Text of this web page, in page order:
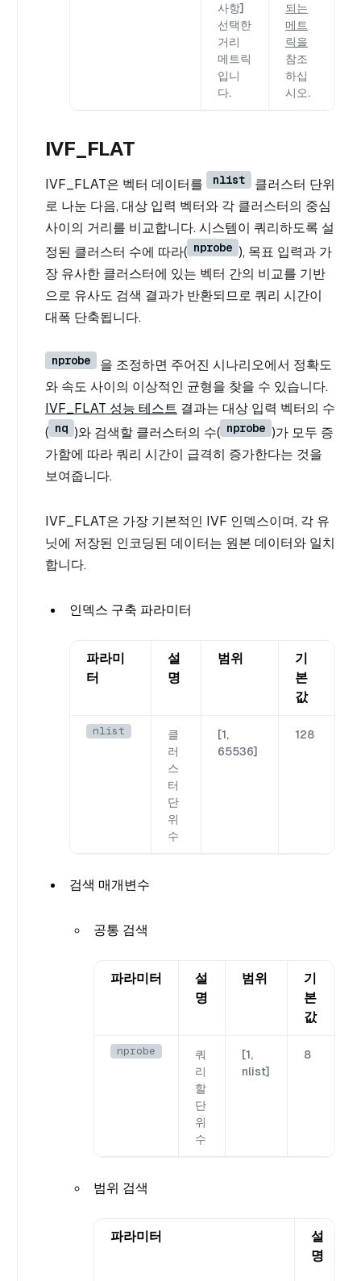
사항]
선택한
거리
메트릭
입니
다.
되는
메트
릭을
참조
하십
시오.
IVF_FLAT
IVF_FLAT은 벡터 데이터를 nlist
클러스터 단위
로 나눈 다음, 대상 입력 벡터와 각 클러스터의 중심
사이의 거리를 비교합니다. 시스템이 쿼리하도록 설
정된 클러스터 수에 따라( nprobe ), 목표 입력과 가
장 유사한 클러스터에 있는 벡터 간의 비교를 기반
으로 유사도 검색 결과가 반환되므로 쿼리 시간이
대폭 단축됩니다.
nprobe
을 조정하면 주어진 시나리오에서 정확도
와 속도 사이의 이상적인 균형을 찾을 수 있습니다.
IVF_FLAT 성능 테스트 결과는 대상 입력 벡터의 수
( nq )와 검색할 클러스터의 수( nprobe )가 모두 증
가함에 따라 쿼리 시간이 급격히 증가한다는 것을
보여줍니다.
IVF_FLAT은 가장 기본적인 IVF 인덱스이며, 각 유
닛에 저장된 인코딩된 데이터는 원본 데이터와 일치
합니다.
인덱스 구축 파라미터
파라미
터
설
명
범위
기
본
값
nlist
클
러
스
터
단
위
수
[1,
65536]
128
검색 매개변수
공통 검색
파라미터
설
명
범위
기
본
값
nprobe
쿼
리
할
단
위
수
[1,
nlist]
8
범위 검색
파라미터
설
명